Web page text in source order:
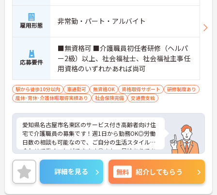
雇用形態 非常勤・パート・アルバイト
応募要件
■無資格可 ■介護職員初任者研修（ヘルパ
ー2級）以上、社会福祉士、社会福祉主事任
用資格のいずれかあれば尚可
駅から徒歩10分以内 車通勤可 無資格OK 資格取得サポート
研修制度あり
産休･育休･介護休暇取得実績あり
社会保険完備 交通費支給
愛知県名古屋市名東区のサービス付き高齢者向け住
宅で介護職員の募集です！週1日から勤務OK◎労働
日数の相談も可能なので、ご自分の生活スタイルに
合わせて働くことができます◎また、昇給ありであ
なたの頑張りがしっかり評価される職場です♪ご興
味のある方は面接ポイントをお伝えしますので、お
気軽にご連絡ください！
詳細を見る 無料 紹介してもらう